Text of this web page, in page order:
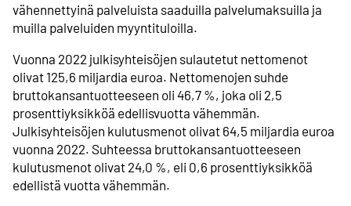
vähennettyinä palveluista saaduilla palvelumaksuilla ja
muilla palveluiden myyntituloilla.
Vuonna 2022 julkisyhteisöjen sulautetut nettomenot
olivat 125,6 miljardia euroa. Nettomenojen suhde
bruttokansantuotteeseen oli 46,7 %, joka oli 2,5
prosenttiyksikköä edellisvuotta vähemmän.
Julkisyhteisöjen kulutusmenot olivat 64,5 miljardia euroa
vuonna 2022. Suhteessa bruttokansantuotteeseen
kulutusmenot olivat 24,0 %, eli 0,6 prosenttiyksikköä
edellistä vuotta vähemmän.